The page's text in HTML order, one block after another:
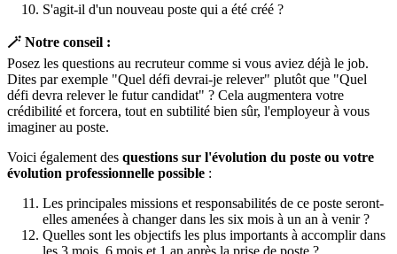
S'agit-il d'un nouveau poste qui a été créé ?
🪄 Notre conseil :
Posez les questions au recruteur comme si vous aviez déjà le job.
Dites par exemple "Quel défi devrai-je relever" plutôt que "Quel
défi devra relever le futur candidat" ? Cela augmentera votre
crédibilité et forcera, tout en subtilité bien sûr, l'employeur à vous
imaginer au poste.
Voici également des questions sur l'évolution du poste ou votre
évolution professionnelle possible :
Les principales missions et responsabilités de ce poste seront-
elles amenées à changer dans les six mois à un an à venir ?
Quelles sont les objectifs les plus importants à accomplir dans
les 3 mois, 6 mois et 1 an après la prise de poste ?